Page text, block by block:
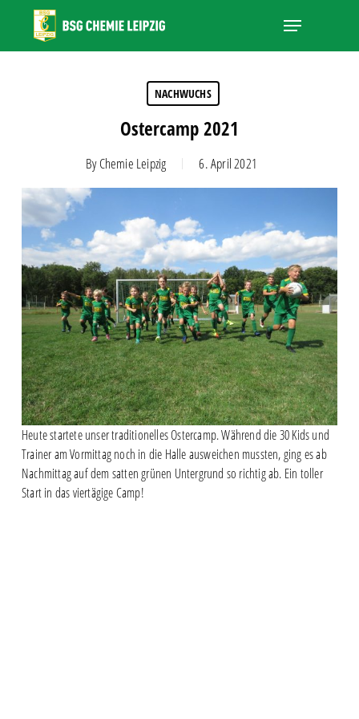
main
Menu
NACHWUCHS
Ostercamp 2021
By Chemie Leipzig 6. April 2021
Heute startete unser traditionelles Ostercamp. Während die 30 Kids und
Trainer am Vormittag noch in die Halle ausweichen mussten, ging es ab
Nachmittag auf dem satten grünen Untergrund so richtig ab. Ein toller
Start in das viertägige Camp!
Close